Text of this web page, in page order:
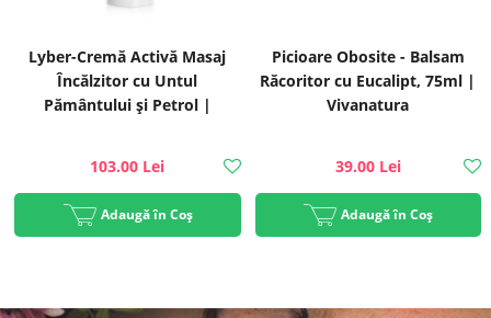
Lyber-Cremă Activă Masaj
Încălzitor cu Untul
Pământului și Petrol |
103.00 Lei
Adaugă în Coș
Picioare Obosite - Balsam
Răcoritor cu Eucalipt, 75ml |
Vivanatura
39.00 Lei
Adaugă în Coș